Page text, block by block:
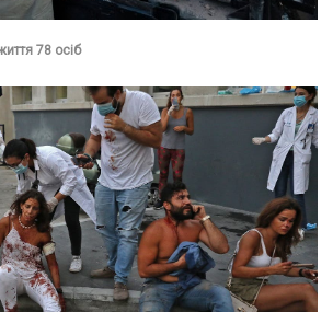
78 осіб